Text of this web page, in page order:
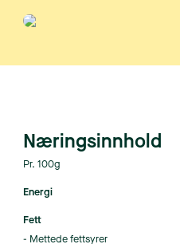
Næringsinnhold
Pr. 100g
Energi
Fett
- Mettede fettsyrer